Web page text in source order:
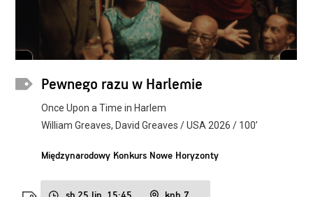
Pewnego razu w Harlemie
Once Upon a Time in Harlem
William Greaves, David Greaves / USA 2026 / 100’
Międzynarodowy Konkurs Nowe Horyzonty